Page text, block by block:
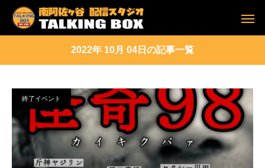
2022年 10月 04日の記事一覧
終了イベント